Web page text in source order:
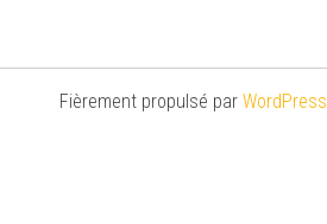
Fièrement propulsé par WordPress